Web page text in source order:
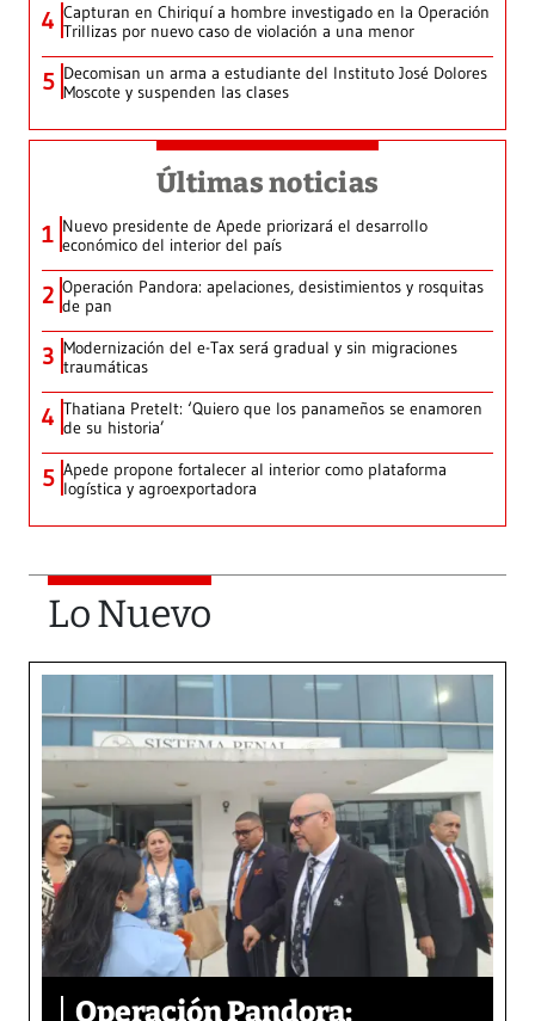
4 Capturan en Chiriquí a hombre investigado en la Operación
Trillizas por nuevo caso de violación a una menor
5 Decomisan un arma a estudiante del Instituto José Dolores
Moscote y suspenden las clases
Últimas noticias
1 Nuevo presidente de Apede priorizará el desarrollo
económico del interior del país
2 Operación Pandora: apelaciones, desistimientos y rosquitas
de pan
3 Modernización del e-Tax será gradual y sin migraciones
traumáticas
4 Thatiana Pretelt: ‘Quiero que los panameños se enamoren
de su historia’
5 Apede propone fortalecer al interior como plataforma
logística y agroexportadora
Lo Nuevo
Operación Pandora: